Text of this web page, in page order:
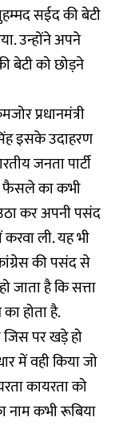
सईद की बेटी
उन्होंने अपने
बेटी को छोड़ने
प्रधानमंत्री
इसके उदाहरण
जनता पार्टी
फैसले का कभी
कर अपनी पसंद
ली. यह भी
की पसंद से
है कि सत्ता
होता है.
जिस पर खड़े हो
में वही किया जो
कायरता को
नाम कभी रूबिया